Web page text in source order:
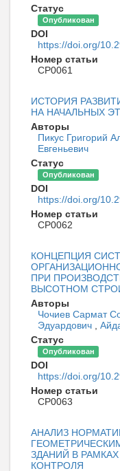
Статус
Опубликован
DOI
https://doi.org/
Номер статьи
CP0061
ИСТОРИЯ
НА НАЧАЛЬНЫХ
Авторы
Пикус Григорий
Евгеньевич
Статус
Опубликован
DOI
https://doi.org/
Номер статьи
CP0062
КОНЦЕПЦИЯ
ПРИ
ВЫСОТНОМ
Авторы
Чочиев Сармат
Эдуардович
Статус
Опубликован
DOI
https://doi.org/
Номер статьи
CP0063
АНАЛИЗ
ЗДАНИЙ В
КОНТРОЛЯ